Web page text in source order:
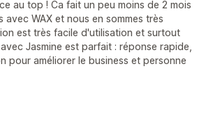
au top ! Ca fait un peu moins de 2 mois
avec WAX et nous en sommes très
est très facile d'utilisation et surtout
Jasmine est parfait : réponse rapide,
pour améliorer le business et personne